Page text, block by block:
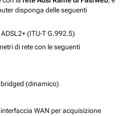
disponga delle seguenti
(ITU-T G.992.5)
di rete con le seguenti
(dinamico)
WAN per acquisizione